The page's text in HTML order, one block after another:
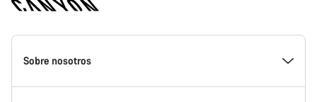
Canyon
Homepage
Sobre nosotros